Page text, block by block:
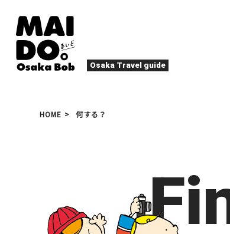
Osaka Travel guide
ナイトライフ
癒やし
大阪
キタ（梅田・北新地
HOME 何する？